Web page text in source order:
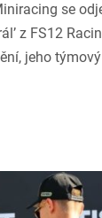
se
z FS12
jeho